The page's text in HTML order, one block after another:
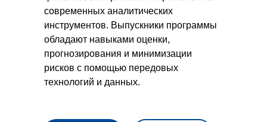
современных аналитических
инструментов. Выпускники программы
обладают навыками оценки,
прогнозирования и минимизации
рисков с помощью передовых
технологий и данных.